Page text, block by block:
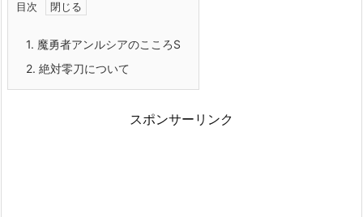
目次
1. 魔勇者アンルシアのこころS
2. 絶対零刀について
スポンサーリンク